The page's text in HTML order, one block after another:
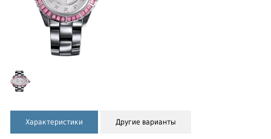
Характеристики Другие варианты